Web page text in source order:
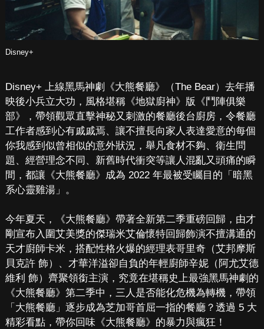
Disney+
Disney+ 上線黑馬神劇《大熊餐廳》（The Bear）去年播
映後小兵立大功，風格堪稱《地獄廚神》版《鬥陣俱樂
部》，帶領觀眾直擊神秘又刺激的餐廳後台廚房，令餐廳
工作者感到心有戚戚焉、讓不擅長向家人表達愛意的每個
你我感到似曾相似的意外狀況，舉凡食材不夠、衛生問
題、經營理念不同、新舊時代衝突等讓人混亂又頭痛的瞬
間，都讓《大熊餐廳》成為 2022 年最被受矚目的「暗黑
系心靈雞湯」。
今年夏天，《大熊餐廳》帶著全新第二季重磅回歸，由才
剛宣布入圍艾美獎的傑瑞米艾倫懷特回歸飾演不擅溝通的
天才廚師卡米，搭配性格火爆的經理表哥里奇（艾邦摩斯
貝克許 飾）、才華洋溢卻自負的年輕廚師辛妮（阿尤艾德
維利 飾）齊聚領銜主演，究竟在堪稱史上最強黑馬神劇的
《大熊餐廳》第二季中，三人是否能化危機為轉機，帶領
「大熊餐廳」逐步成為芝加哥首屈一指的餐廳？透過 5 大
精彩看點，帶你回味《大熊餐廳》的暴力與瘋狂！